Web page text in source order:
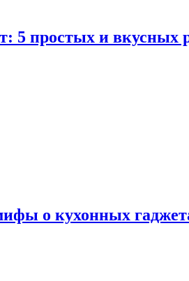
5 простых и вкусных
о кухонных